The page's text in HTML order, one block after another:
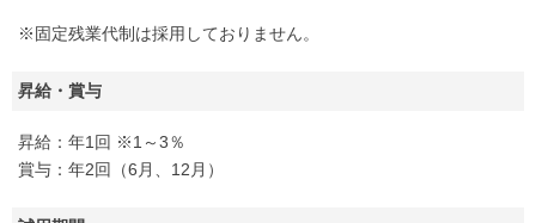
※固定残業代制は採用しておりません。
昇給・賞与
昇給：年1回 ※1～3％
賞与：年2回（6月、12月）